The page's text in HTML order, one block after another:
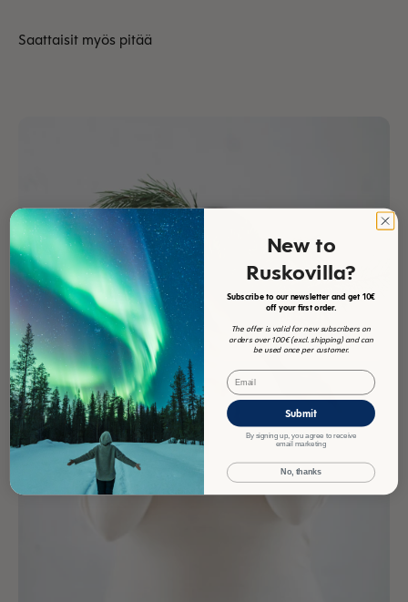
New to
Ruskovilla?
Subscribe to our newsletter and get 10€
off your first order.
The offer is valid for new subscribers on
orders over 100€ (excl. shipping) and can
be used once per customer.
Email
Submit
By signing up, you agree to receive
email marketing
No, thanks